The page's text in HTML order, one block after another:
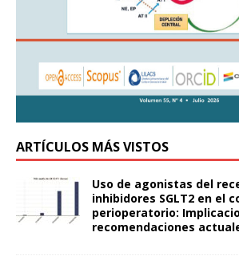
ARTÍCULOS MÁS VISTOS
Uso de agonistas del
inhibidores SGLT2 en el
perioperatorio:
recomendaciones